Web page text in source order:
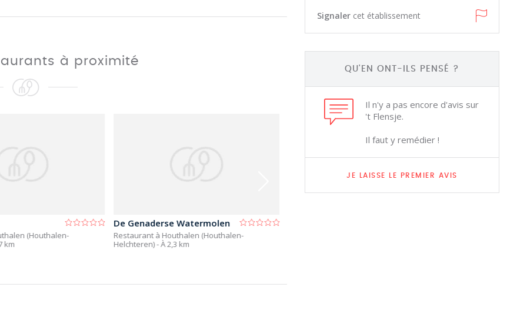
Signaler cet établissement
QU'EN ONT-ILS PENSÉ ?
Il n'y a pas encore d'avis sur
't Flensje.
Il faut y remédier !
JE LAISSE LE PREMIER AVIS
à proximité
(Houthalen-
km
De Genaderse Watermolen
Restaurant à Houthalen (Houthalen-
Helchteren)- À 2,3 km